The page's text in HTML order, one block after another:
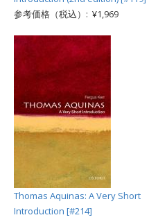
参考価格（税込）: ¥1,969
Thomas Aquinas: A Very Short
Introduction [#214]